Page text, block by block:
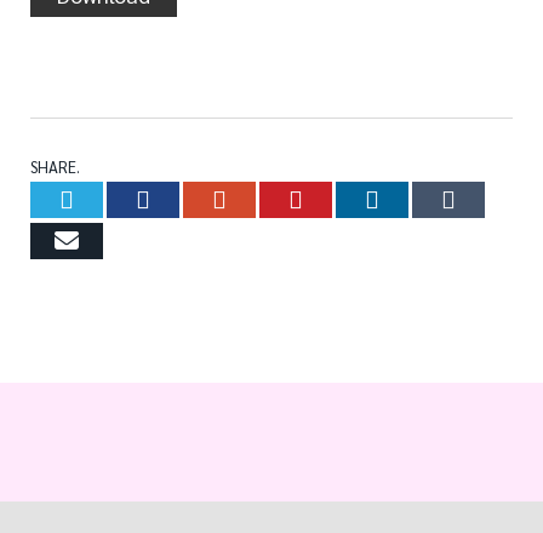
SHARE.
TwitterFacebookGoogle+Pinterest
LinkedIn
Email